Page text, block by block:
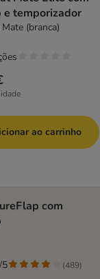
e temporizador
(branca)
ao carrinho
com
5 (489)